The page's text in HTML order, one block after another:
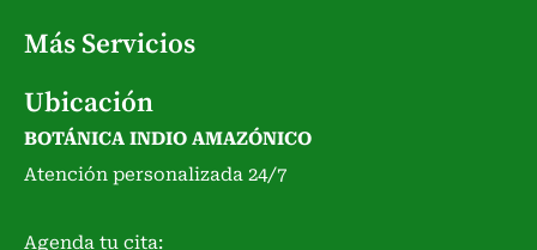
Más Servicios
Ubicación
BOTÁNICA INDIO AMAZÓNICO
Atención personalizada 24/7
Agenda tu cita: